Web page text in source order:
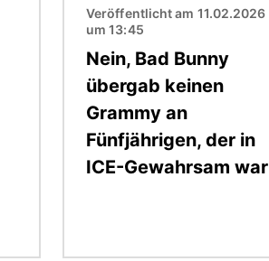
Veröffentlicht am 11.02.2026
um 13:45
Nein, Bad Bunny
übergab keinen
Grammy an
Fünfjährigen, der in
ICE-Gewahrsam war